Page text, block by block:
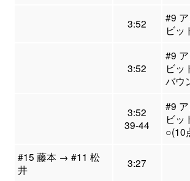
3:52
#9
ビッ
3:52
#9
ビッ
バウ
3:52
39-44
#9
ビッ
○(10
#15 藤本 → #11 松
井
3:27